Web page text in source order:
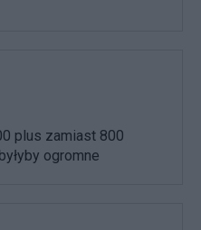
plus zamiast 800
ogromne